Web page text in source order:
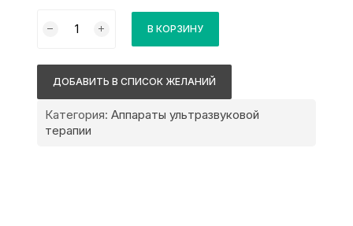
товара
Professional
В КОРЗИНУ
ДОБАВИТЬ В СПИСОК ЖЕЛАНИЙ
Категория:Аппараты ультразвуковой
терапии